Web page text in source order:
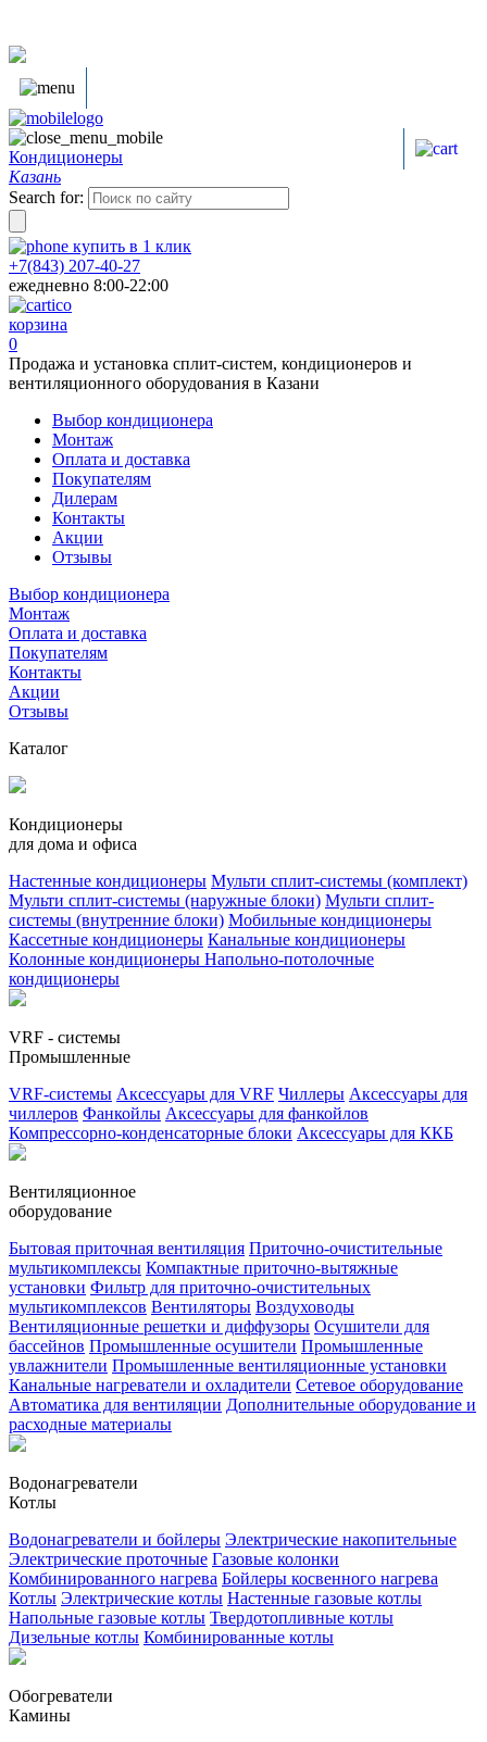
Кондиционеры
Казань
Search for:
купить в 1 клик
+7(843) 207-40-27
ежедневно 8:00-22:00
корзина
0
Продажа и установка сплит-систем, кондиционеров и
вентиляционного оборудования в Казани
Выбор кондиционера
Монтаж
Оплата и доставка
Покупателям
Дилерам
Контакты
Акции
Отзывы
Выбор кондиционера
Монтаж
Оплата и доставка
Покупателям
Контакты
Акции
Отзывы
Каталог
Кондиционеры
для дома и офиса
Настенные кондиционеры Мульти сплит-системы (комплект)
Мульти сплит-системы (наружные блоки) Мульти сплит-
системы (внутренние блоки) Мобильные кондиционеры
Кассетные кондиционеры Канальные кондиционеры
Колонные кондиционеры Напольно-потолочные
кондиционеры
VRF - системы
Промышленные
VRF-системы Аксессуары для VRF Чиллеры Аксессуары для
чиллеров Фанкойлы Аксессуары для фанкойлов
Компрессорно-конденсаторные блоки Аксессуары для ККБ
Вентиляционное
оборудование
Бытовая приточная вентиляция Приточно-очистительные
мультикомплексы Компактные приточно-вытяжные
установки Фильтр для приточно-очистительных
мультикомплексов Вентиляторы Воздуховоды
Вентиляционные решетки и диффузоры Осушители для
бассейнов Промышленные осушители Промышленные
увлажнители Промышленные вентиляционные установки
Канальные нагреватели и охладители Сетевое оборудование
Автоматика для вентиляции Дополнительные оборудование и
расходные материалы
Водонагреватели
Котлы
Водонагреватели и бойлеры Электрические накопительные
Электрические проточные Газовые колонки
Комбинированного нагрева Бойлеры косвенного нагрева
Котлы Электрические котлы Настенные газовые котлы
Напольные газовые котлы Твердотопливные котлы
Дизельные котлы Комбинированные котлы
Обогреватели
Камины